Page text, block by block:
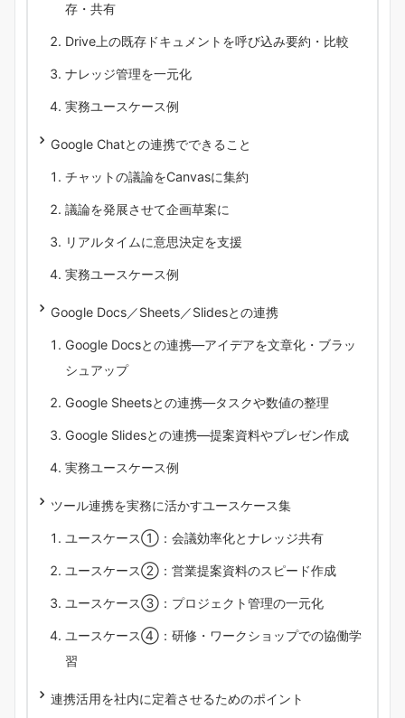
存・共有
Drive上の既存ドキュメントを呼び込み要約・比較
ナレッジ管理を一元化
実務ユースケース例
Google Chatとの連携でできること
チャットの議論をCanvasに集約
議論を発展させて企画草案に
リアルタイムに意思決定を支援
実務ユースケース例
Google Docs／Sheets／Slidesとの連携
Google Docsとの連携―アイデアを文章化・ブラッ
シュアップ
Google Sheetsとの連携―タスクや数値の整理
Google Slidesとの連携―提案資料やプレゼン作成
実務ユースケース例
ツール連携を実務に活かすユースケース集
ユースケース①：会議効率化とナレッジ共有
ユースケース②：営業提案資料のスピード作成
ユースケース③：プロジェクト管理の一元化
ユースケース④：研修・ワークショップでの協働学
習
連携活用を社内に定着させるためのポイント